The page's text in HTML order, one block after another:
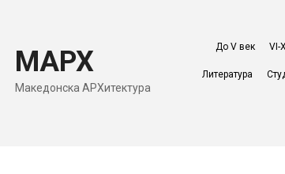
МАРХ
Македонска АРХитектура
До V век VI-
Литература